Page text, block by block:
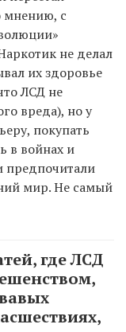
мнению, с
не делал
их здоровье
ЛСД не
вреда), но у
покупать
в войнах и
предпочитали
мир. Не самый
где ЛСД